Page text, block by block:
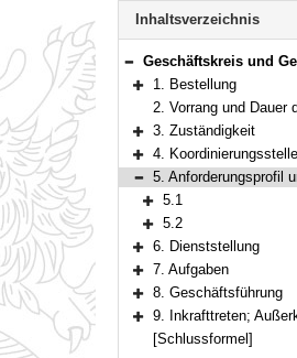
BAYERN.RECHT
letzten
Navigation
Inhaltsverzeichnis
Bereich reduzieren
Geschäftskreis und Geschäftsführung der
Bereich erweitern
1. Bestellung
2. Vorrang und Dauer
Bereich erweitern
3. Zuständigkeit
Bereich erweitern
4. Koordinierungsstelle
Bereich reduzieren
5. Anforderungsprofil
Bereich erweitern
5.1
Bereich erweitern
5.2
Bereich erweitern
6. Dienststellung
Bereich erweitern
7. Aufgaben
Bereich erweitern
8. Geschäftsführung
Bereich erweitern
9. Inkrafttreten;
[Schlussformel]